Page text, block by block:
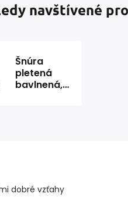
navštívené
Šnúra
pletená
bavlnená,
dobré vzťahy